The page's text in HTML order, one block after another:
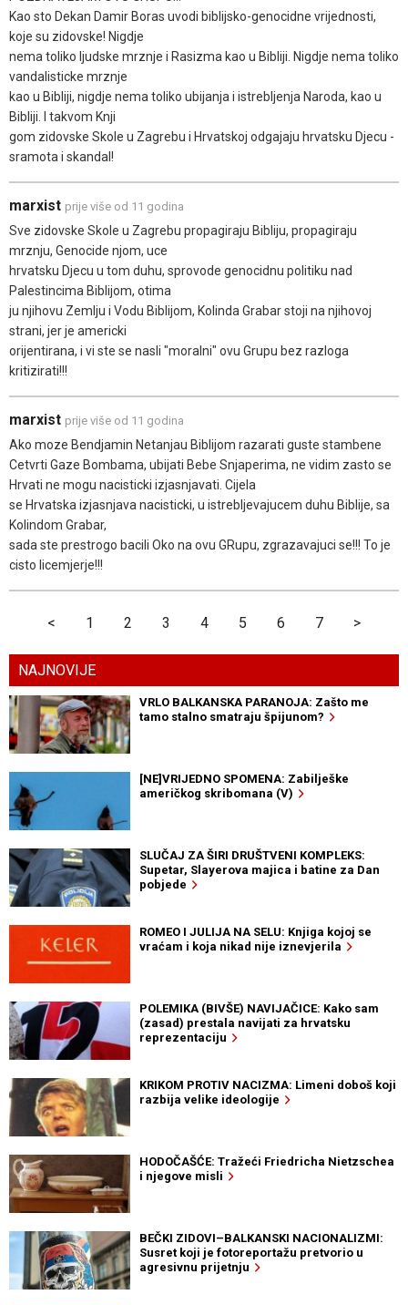
Kao sto Dekan Damir Boras uvodi biblijsko-genocidne vrijednosti,
koje su zidovske! Nigdje
nema toliko ljudske mrznje i Rasizma kao u Bibliji. Nigdje nema toliko
vandalisticke mrznje
kao u Bibliji, nigdje nema toliko ubijanja i istrebljenja Naroda, kao u
Bibliji. I takvom Knji
gom zidovske Skole u Zagrebu i Hrvatskoj odgajaju hrvatsku Djecu -
sramota i skandal!
marxist prije više od 11 godina
Sve zidovske Skole u Zagrebu propagiraju Bibliju, propagiraju
mrznju, Genocide njom, uce
hrvatsku Djecu u tom duhu, sprovode genocidnu politiku nad
Palestincima Biblijom, otima
ju njihovu Zemlju i Vodu Biblijom, Kolinda Grabar stoji na njihovoj
strani, jer je americki
orijentirana, i vi ste se nasli "moralni" ovu Grupu bez razloga
kritizirati!!!
marxist prije više od 11 godina
Ako moze Bendjamin Netanjau Biblijom razarati guste stambene
Cetvrti Gaze Bombama, ubijati Bebe Snjaperima, ne vidim zasto se
Hrvati ne mogu nacisticki izjasnjavati. Cijela
se Hrvatska izjasnjava nacisticki, u istrebljevajucem duhu Biblije, sa
Kolindom Grabar,
sada ste prestrogo bacili Oko na ovu GRupu, zgrazavajuci se!!! To je
cisto licemjerje!!!
< 1 2 3 4 5 6 7 >
NAJNOVIJE
VRLO BALKANSKA PARANOJA: Zašto me
tamo stalno smatraju špijunom?
[NE]VRIJEDNO SPOMENA: Zabilješke
američkog skribomana (V)
SLUČAJ ZA ŠIRI DRUŠTVENI KOMPLEKS:
Supetar, Slayerova majica i batine za Dan
pobjede
ROMEO I JULIJA NA SELU: Knjiga kojoj se
vraćam i koja nikad nije iznevjerila
POLEMIKA (BIVŠE) NAVIJAČICE: Kako sam
(zasad) prestala navijati za hrvatsku
reprezentaciju
KRIKOM PROTIV NACIZMA: Limeni doboš koji
razbija velike ideologije
HODOČAŠĆE: Tražeći Friedricha Nietzschea
i njegove misli
BEČKI ZIDOVI–BALKANSKI NACIONALIZMI:
Susret koji je fotoreportažu pretvorio u
agresivnu prijetnju